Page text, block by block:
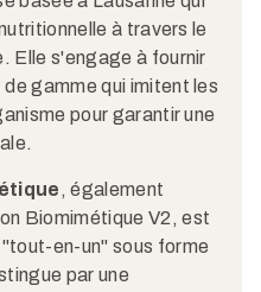
à travers le
Elle s'engage à fournir
gamme qui imitent les
pour garantir une
, également
Biomimétique V2, est
en-un" sous forme
par une